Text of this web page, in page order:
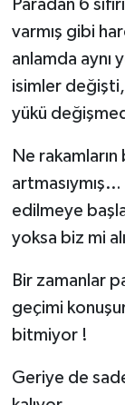
Paradan 6
varmış gibi
anlamda aynı
isimler
yükü
Ne
edilmeye
yoksa biz mi
Bir zamanlar
geçimi
bitmiyor !
Geriye de